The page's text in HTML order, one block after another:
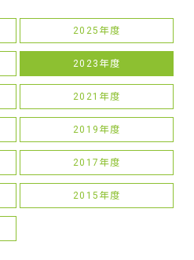
2025年度
2023年度
2021年度
2019年度
2017年度
2015年度